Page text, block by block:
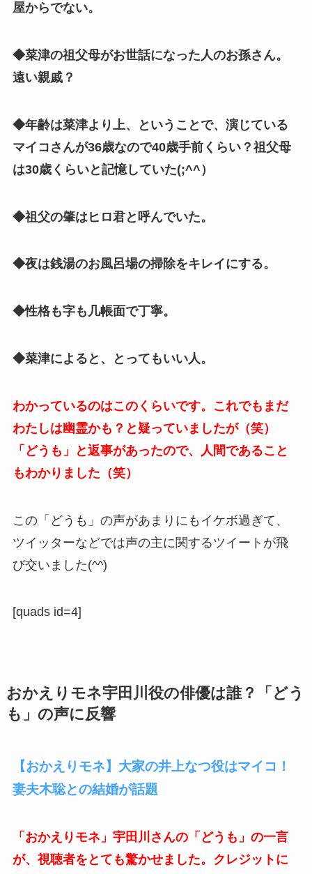
屋からでない。
◆菜津の祖父母がお世話になった人のお孫さん。
遠い親戚？
◆年齢は菜津より上、ということで、演じている
マイコさんが36歳なので40歳手前くらい？祖父母
は30歳くらいと記憶していた(;^^）
◆祖父の肇はヒロ君と呼んでいた。
◆夜は銭湯のお風呂場の掃除をキレイにする。
◆性格も字も几帳面で丁寧。
◆菜津によると、とってもいい人。
わかっているのはこのくらいです。これでもまだ
わたしは幽霊かも？と疑っていましたが（笑）
「どうも」と返事があったので、人間であること
もわかりました（笑）
この「どうも」の声があまりにもイケボ過ぎて、
ツイッターなどでは声の主に関するツイートが飛
び交いました(^^)
[quads id=4]
おかえりモネ宇田川役の俳優は誰？「どう
も」の声に反響
【おかえりモネ】大家の井上なつ役はマイコ！
妻夫木聡との結婚が話題
「おかえりモネ」宇田川さんの「どうも」の一言
が、視聴者をとても驚かせました。クレジットに